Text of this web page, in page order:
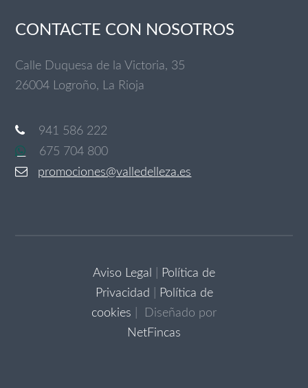
CONTACTE CON NOSOTROS
Calle Duquesa de la Victoria, 35
26004 Logroño, La Rioja
941 586 222
675 704 800
promociones@valledelleza.es
Aviso Legal
Política de
Privacidad
Política de
cookies | Diseñado por
NetFincas